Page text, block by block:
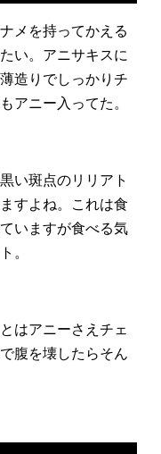
メを持ってかえる
い。アニサキスに
造りでしっかりチ
アニー入ってた。
い斑点のリリアト
すよね。これは食
いますが食べる気
。
はアニーさえチェ
腹を壊したらそん